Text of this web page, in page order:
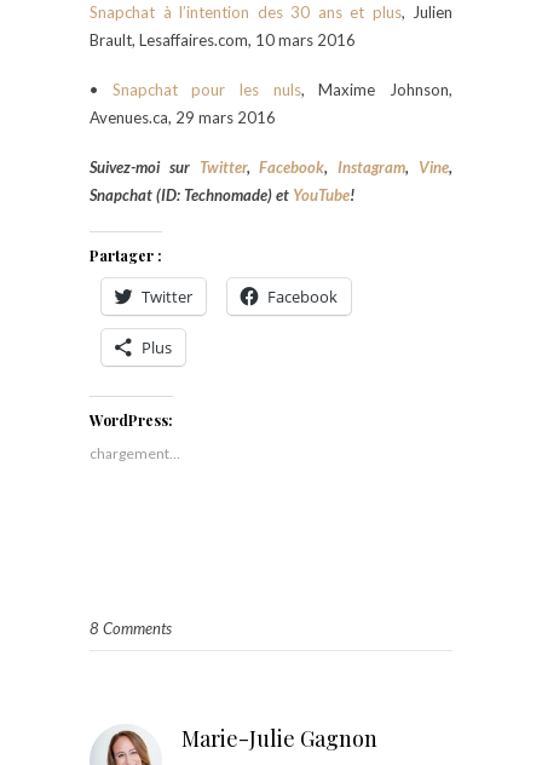
Snapchat à l’intention des 30 ans et plus, Julien
Brault, Lesaffaires.com, 10 mars 2016
• Snapchat pour les nuls, Maxime Johnson,
Avenues.ca, 29 mars 2016
Suivez-moi sur Twitter,Facebook,Instagram, Vine,
Snapchat (ID: Technomade) et YouTube!
Partager :
Twitter Facebook
Plus
WordPress:
chargement…
8 Comments
Marie-Julie Gagnon